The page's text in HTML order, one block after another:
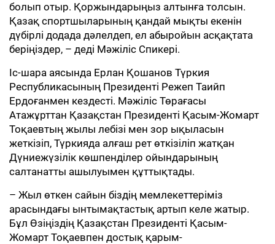
болып отыр. Қоржындарыңыз алтынға толсын.
Қазақ спортшыларының қандай мықты екенін
дүбірлі додада дәлелдеп, ел абыройын асқақтата
беріңіздер, – деді Мәжіліс Спикері.
Іс-шара аясында Ерлан Қошанов Түркия
Республикасының Президенті Режеп Таийп
Ердоғанмен кездесті. Мәжіліс Төрағасы
Атажұрттан Қазақстан Президенті Қасым-Жомарт
Тоқаевтың жылы лебізі мен зор ықыласын
жеткізіп, Түркияда алғаш рет өткізіліп жатқан
Дүниежүзілік көшпенділер ойындарының
салтанатты ашылуымен құттықтады.
– Жыл өткен сайын біздің мемлекеттеріміз
арасындағы ынтымақтастық артып келе жатыр.
Бұл Өзіңіздің Қазақстан Президенті Қасым-
Жомарт Тоқаевпен достық қарым-